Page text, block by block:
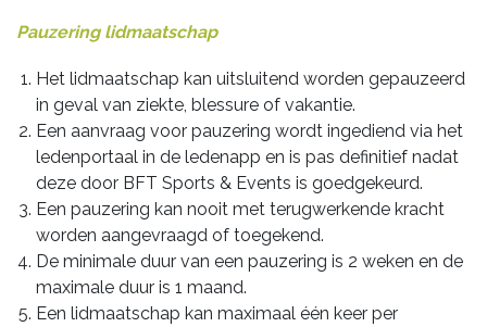
Pauzering lidmaatschap
Het lidmaatschap kan uitsluitend worden gepauzeerd
in geval van ziekte, blessure of vakantie.
Een aanvraag voor pauzering wordt ingediend via het
ledenportaal in de ledenapp en is pas definitief nadat
deze door BFT Sports & Events is goedgekeurd.
Een pauzering kan nooit met terugwerkende kracht
worden aangevraagd of toegekend.
De minimale duur van een pauzering is 2 weken en de
maximale duur is 1 maand.
Een lidmaatschap kan maximaal één keer per